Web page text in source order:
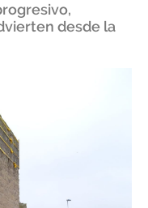
desde la